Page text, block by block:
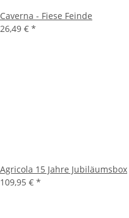
Caverna - Fiese Feinde
26,49 € *
Agricola 15 Jahre Jubiläumsbox
109,95 € *